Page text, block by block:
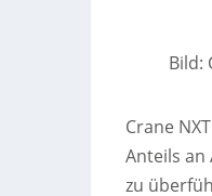
Bild:
Crane
Anteils an
zu